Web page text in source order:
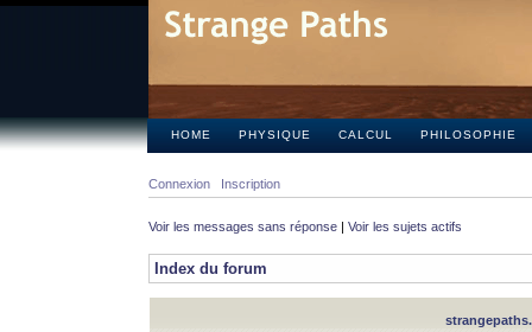
HOME PHYSIQUE CALCUL PHILOSOPHIE
Connexion Inscription
Voir les messages sans réponse | Voir les sujets actifs
Index du forum